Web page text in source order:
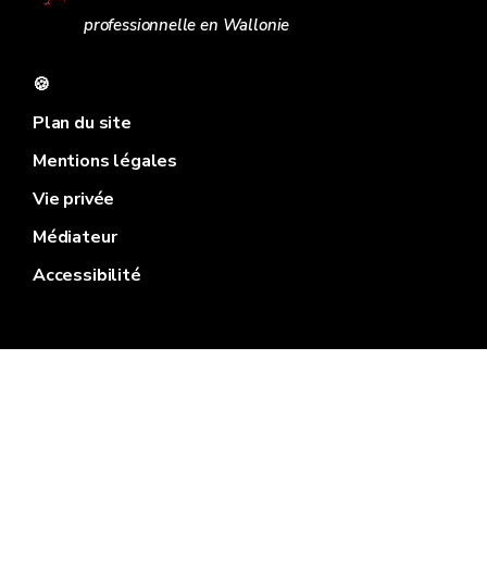
professionnelle en Wallonie
🍪
Plan du site
Mentions légales
Vie privée
Médiateur
Accessibilité